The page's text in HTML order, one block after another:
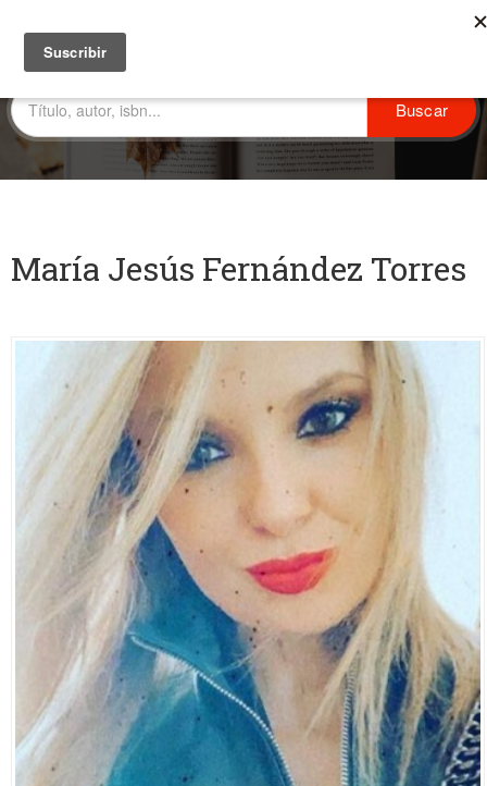
María Jesús Fernández Torres